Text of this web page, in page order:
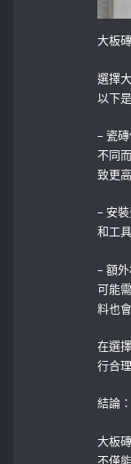
大板
選擇
以下
– 瓷
不同
致更
– 安
和工
– 額
可能
料也
在選
行合
結論
大板
不僅